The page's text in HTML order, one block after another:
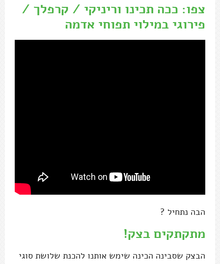
צפו: ככה תכינו וריניקי / קרפלך /
פירוגי במילוי תפוחי אדמה
הבה נתחיל ?
מתקתקים בצק!
הבצק שסבינה הכינה שימש אותנו להכנת שלושת סוגי